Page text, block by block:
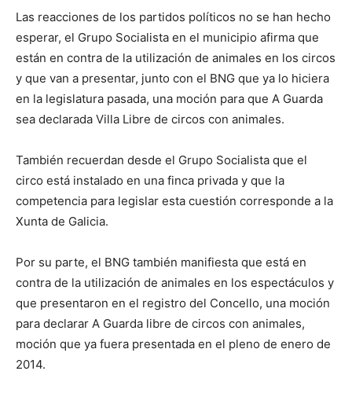
Las reacciones de los partidos políticos no se han hecho
esperar, el Grupo Socialista en el municipio afirma que
están en contra de la utilización de animales en los circos
y que van a presentar, junto con el BNG que ya lo hiciera
en la legislatura pasada, una moción para que A Guarda
sea declarada Villa Libre de circos con animales.
También recuerdan desde el Grupo Socialista que el
circo está instalado en una finca privada y que la
competencia para legislar esta cuestión corresponde a la
Xunta de Galicia.
Por su parte, el BNG también manifiesta que está en
contra de la utilización de animales en los espectáculos y
que presentaron en el registro del Concello, una moción
para declarar A Guarda libre de circos con animales,
moción que ya fuera presentada en el pleno de enero de
2014.